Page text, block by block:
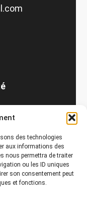
des technologies
aux informations des
nous permettra de traiter
ou les ID uniques
son consentement peut
et fonctions.
droits